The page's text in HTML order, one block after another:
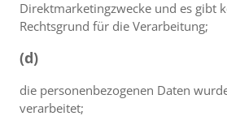
Direktmarketingzwecke und es gibt
Rechtsgrund für die Verarbeitung;
(d)
die personenbezogenen Daten
verarbeitet;